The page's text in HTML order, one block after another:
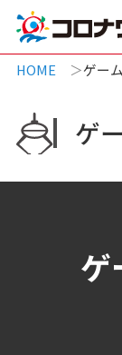
HOME ゲーム
ゲ
ゲ